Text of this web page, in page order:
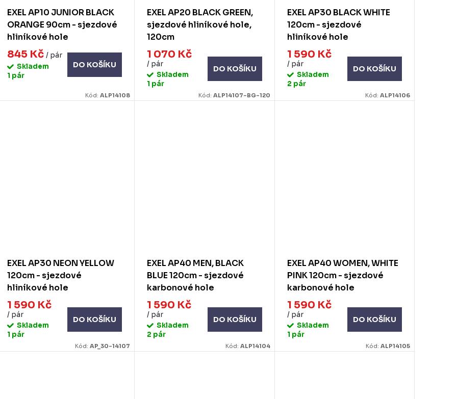
EXEL AP10 JUNIOR BLACK
ORANGE 90cm - sjezdové
hliníkové hole
845 Kč / pár
Skladem
1 pár
DO KOŠÍKU
Kód:ALP14108
EXEL AP20 BLACK GREEN,
sjezdové hliníkové hole,
120cm
1 070 Kč
/ pár
Skladem
1 pár
DO KOŠÍKU
Kód: ALP14107-BG-120
EXEL AP30 BLACK WHITE
120cm - sjezdové
hliníkové hole
1 590 Kč
/ pár
Skladem
2 pár
DO KOŠÍKU
Kód: ALP14106
EXEL AP30 NEON YELLOW
120cm - sjezdové
hliníkové hole
1 590 Kč
/ pár
Skladem
1 pár
DO KOŠÍKU
Kód:AP_30-14107
EXEL AP40 MEN, BLACK
BLUE 120cm - sjezdové
karbonové hole
1 590 Kč
/ pár
Skladem
2 pár
DO KOŠÍKU
Kód: ALP14104
EXEL AP40 WOMEN, WHITE
PINK 120cm - sjezdové
karbonové hole
1 590 Kč
/ pár
Skladem
1 pár
DO KOŠÍKU
Kód: ALP14105